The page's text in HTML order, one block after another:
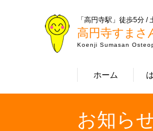
「高円寺駅」徒歩5分 /
高円寺すまさ
Koenji Sumasan
ホーム
お知ら